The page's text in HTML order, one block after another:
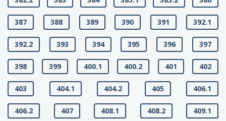
387 388 389 390 391 392.1
392.2 393 394 395 396 397
398 399 400.1 400.2 401 402
403 404.1 404.2 405 406.1
406.2 407 408.1 408.2 409.1